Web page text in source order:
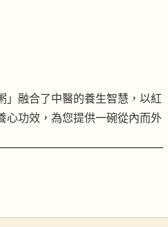
」融合了中醫的養生智慧，以紅
心功效，為您提供一碗從內而外